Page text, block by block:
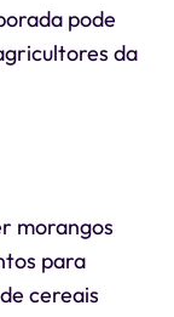
pode
da
morangos
para
cereais